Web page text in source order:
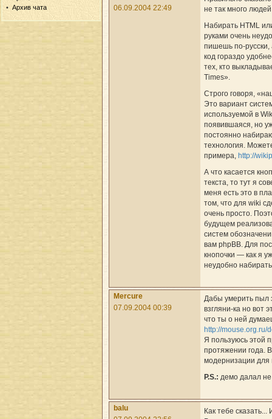
Архив чата
06.09.2004 22:49
не так много людей
Набирать HTML
руками очень
пишешь по-русски,
код гораздо
тех, кто
Times».
Строго говоря,
Это вариант
используемой в
появившаяся, но
постоянно
технология.
примера, http://
А что касается
текста, то тут я
меня есть это в
том, что для wiki
очень просто.
будущем
систем
вам phpBB. Для
кнопочки — как я
неудобно
Mercure
07.09.2004 00:39
Дабы умерить пыл
взгляни-ка но вот
что ты о ней
http://mouse.org.ru/
Я пользуюсь этой
протяжении года.
модернизации
P.S.: демо далал
balu
Как тебе